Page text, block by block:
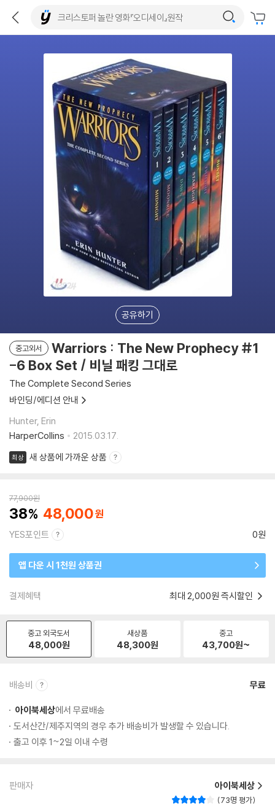
공유하기
중고외서
Warriors : The New Prophecy #1
-6 Box Set / 비닐 패킹 그대로
The Complete Second Series
바인딩/에디션 안내
Hunter, Erin
HarperCollins
2015.03.17.
최상 새 상품에 가까운 상품
77,900원
38 48,000
YES포인트 0원
앱 다운 시 1천원 상품권
결제혜택 최대 2,000원 즉시할인
중고 외국도서
48,000원
새상품
48,300원
중고
43,700원~
배송비 무료
아이북세상에서 무료배송
도서산간/제주지역의 경우 추가 배송비가 발생할 수 있습니다.
출고 이후 1~2일 이내 수령
판매자 아이북세상
73명 평가